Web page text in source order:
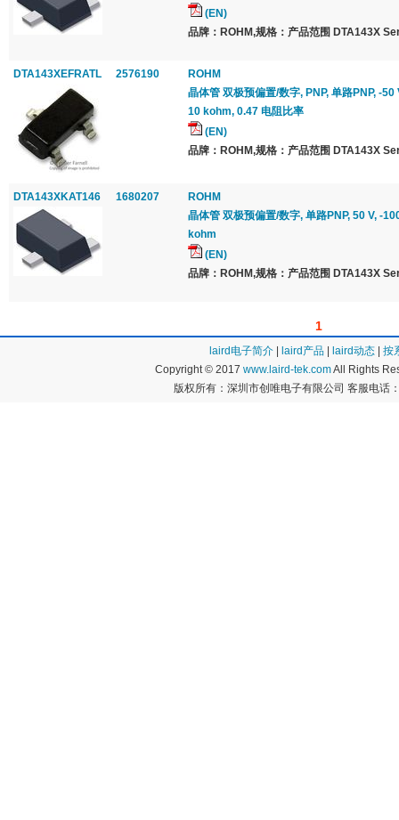
(EN)
品牌：ROHM,规格：产品范围 DTA143X
DTA143XEFRATL 2576190
ROHM
晶体管 双极预偏置/数字, PNP, 单路PNP, -
10 kohm, 0.47 电阻比率
(EN)
品牌：ROHM,规格：产品范围 DTA143X
DTA143XKAT146 1680207
ROHM
晶体管 双极预偏置/数字, 单路PNP, 50 V, -
kohm
(EN)
品牌：ROHM,规格：产品范围 DTA143X
1
laird电子简介 laird产品 laird动态
按
Copyright © 2017 www.laird-tek.comAll Rights
版权所有：深圳市创唯电子有限公司 客服电话